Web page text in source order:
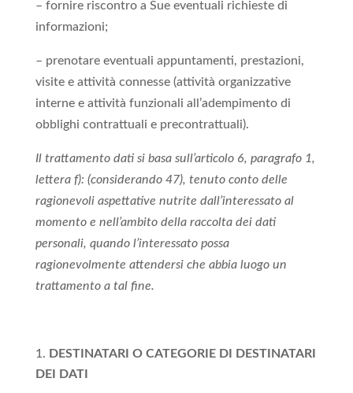
– fornire riscontro a Sue eventuali richieste di
informazioni;
– prenotare eventuali appuntamenti, prestazioni,
visite e attività connesse (attività organizzative
interne e attività funzionali all’adempimento di
obblighi contrattuali e precontrattuali).
Il trattamento dati si basa sull’articolo 6, paragrafo 1,
lettera f): (considerando 47), tenuto conto delle
ragionevoli aspettative nutrite dall’interessato al
momento e nell’ambito della raccolta dei dati
personali, quando l’interessato possa
ragionevolmente attendersi che abbia luogo un
trattamento a tal fine.
DESTINATARI O CATEGORIE DI DESTINATARI
DEI DATI